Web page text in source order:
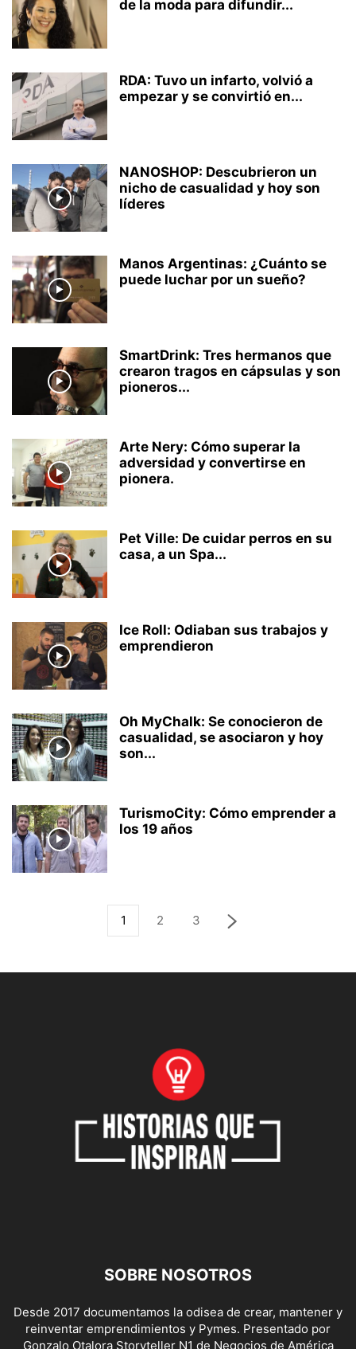
de la moda para difundir...
RDA: Tuvo un infarto, volvió a
empezar y se convirtió en...
NANOSHOP: Descubrieron un
nicho de casualidad y hoy son
líderes
Manos Argentinas: ¿Cuánto se
puede luchar por un sueño?
SmartDrink: Tres hermanos que
crearon tragos en cápsulas y son
pioneros...
Arte Nery: Cómo superar la
adversidad y convertirse en
pionera.
Pet Ville: De cuidar perros en su
casa, a un Spa...
Ice Roll: Odiaban sus trabajos y
emprendieron
Oh MyChalk: Se conocieron de
casualidad, se asociaron y hoy
son...
TurismoCity: Cómo emprender a
los 19 años
1 2 3
SOBRE NOSOTROS
Desde 2017 documentamos la odisea de crear, mantener y
reinventar emprendimientos y Pymes. Presentado por
Gonzalo Otalora Storyteller N1 de Negocios de América